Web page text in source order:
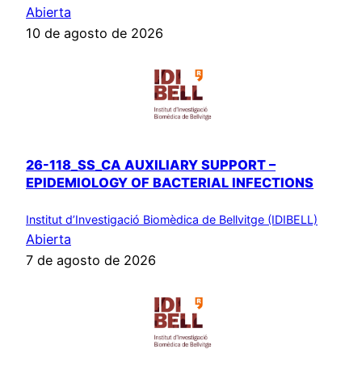
Abierta
10 de agosto de 2026
26-118_SS_CA AUXILIARY SUPPORT –
EPIDEMIOLOGY OF BACTERIAL INFECTIONS
Institut d’Investigació Biomèdica de Bellvitge (IDIBELL)
Abierta
7 de agosto de 2026